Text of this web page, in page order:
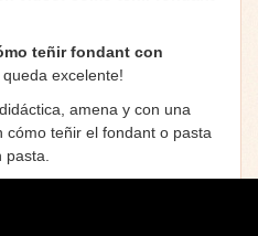
teñir fondant con
queda excelente!
amena y con una
cómo teñir el fondant o pasta